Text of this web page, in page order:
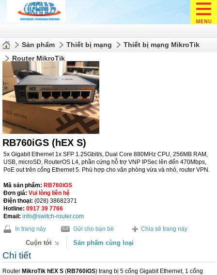
Sản phẩm Thiết bị mạng
Thiết bị mạng MikroTik
Router MikroTik
RB760iGS (hEX S)
5x Gigabit Ethernet 1x SFP 1.25Gbit/s, Dual Core 880MHz CPU, 256MB RAM,
USB, microSD, RouterOS L4, phần cứng hỗ trợ VNP IPSec lên đến 470Mbps,
PoE out trên cổng Ethernet 5. Phù hợp cho văn phòng vừa và nhỏ, router VPN.
Mã sản phẩm: RB760iGS
Đơn giá: Vui lòng liên hệ
Điện thoại: (028) 38682371
Hotline: 0917 39 7766
Email: info@switch-router.com
In trang này
Gửi cho bạn bè Chia sẻ trang này
Cuộn tới Sản phẩm cùng loại
Chi tiết
Router MikroTik hEX S (RB760iGS) trang bị 5 cổng Gigabit Ethernet, 1 cổng